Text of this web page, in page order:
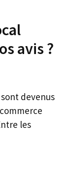
avis ?
devenus
les